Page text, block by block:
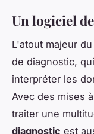
Un logiciel
L'atout majeur du
de diagnostic,
interpréter les
Avec des mises
traiter une
diagnostic est